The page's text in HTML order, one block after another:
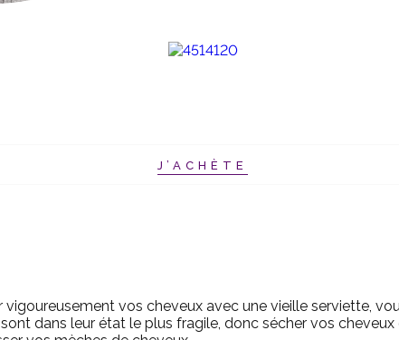
J’ACHÈTE
vigoureusement vos cheveux avec une vieille serviette,
dans leur état le plus fragile, donc sécher vos